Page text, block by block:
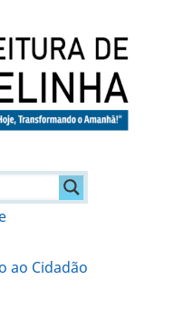
ao Cidadão